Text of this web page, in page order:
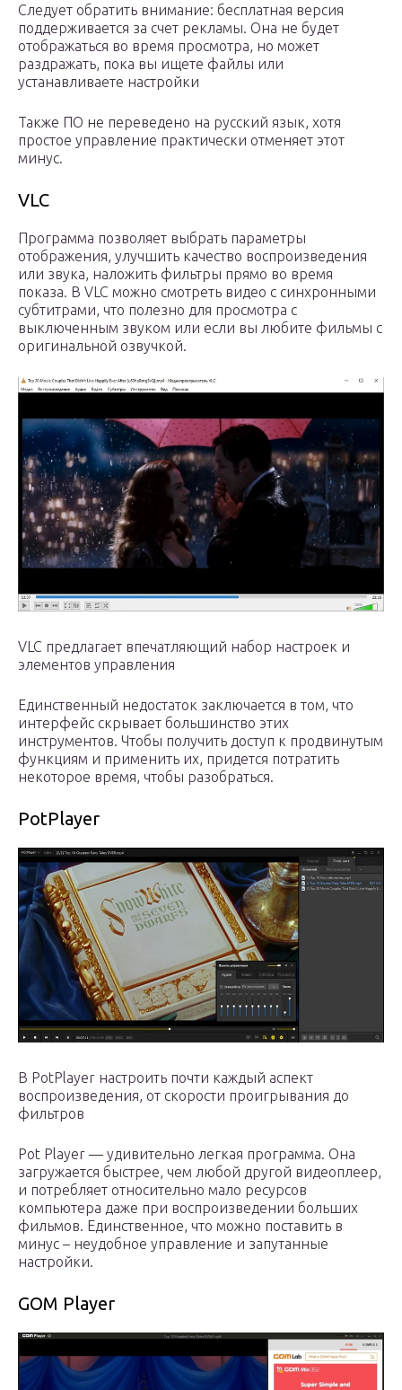
Следует обратить внимание: бесплатная версия
поддерживается за счет рекламы. Она не будет
отображаться во время просмотра, но может
раздражать, пока вы ищете файлы или
устанавливаете настройки
Также ПО не переведено на русский язык, хотя
простое управление практически отменяет этот
минус.
VLC
Программа позволяет выбрать параметры
отображения, улучшить качество воспроизведения
или звука, наложить фильтры прямо во время
показа. В VLC можно смотреть видео с синхронными
субтитрами, что полезно для просмотра с
выключенным звуком или если вы любите фильмы с
оригинальной озвучкой.
VLC предлагает впечатляющий набор настроек и
элементов управления
Единственный недостаток заключается в том, что
интерфейс скрывает большинство этих
инструментов. Чтобы получить доступ к продвинутым
функциям и применить их, придется потратить
некоторое время, чтобы разобраться.
PotPlayer
В PotPlayer настроить почти каждый аспект
воспроизведения, от скорости проигрывания до
фильтров
Pot Player — удивительно легкая программа. Она
загружается быстрее, чем любой другой видеоплеер,
и потребляет относительно мало ресурсов
компьютера даже при воспроизведении больших
фильмов. Единственное, что можно поставить в
минус – неудобное управление и запутанные
настройки.
GOM Player